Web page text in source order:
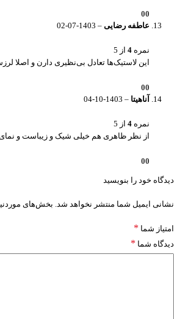
0
0
عاطفه رضایی –
1403-07-02
نمره 4 از 5
این لاستیک‌ها تعادل بی‌نظیری دارن و اصلا
0
0
آناهیتا –
1403-10-04
نمره 4 از 5
از نظر ظاهری هم خیلی شیک و زیباست و نمای
0
0
دیدگاه خود را بنویسید
نشانی ایمیل شما منتشر نخواهد شد. بخش‌های
امتیاز شما *
دیدگاه شما *